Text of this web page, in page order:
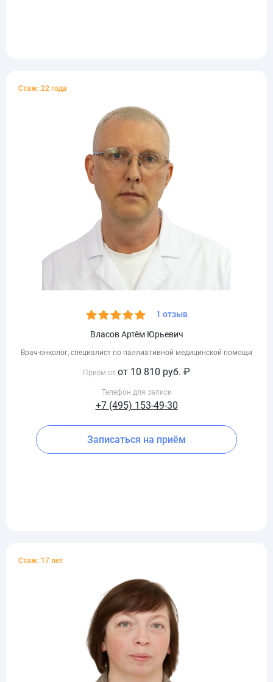
Стаж: 22 года
1 отзыв
Власов Артём Юрьевич
Врач-онколог, специалист по паллиативной медицинской помощи
Приём от от 10 810 руб. ₽
Телефон для записи
+7 (495) 153-49-30
Записаться на приём
Стаж: 17 лет